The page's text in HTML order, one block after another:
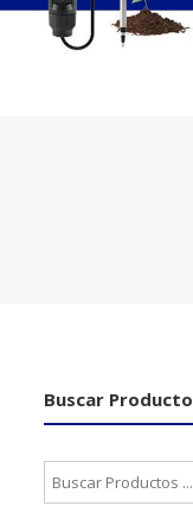
Buscar Producto
Buscar: